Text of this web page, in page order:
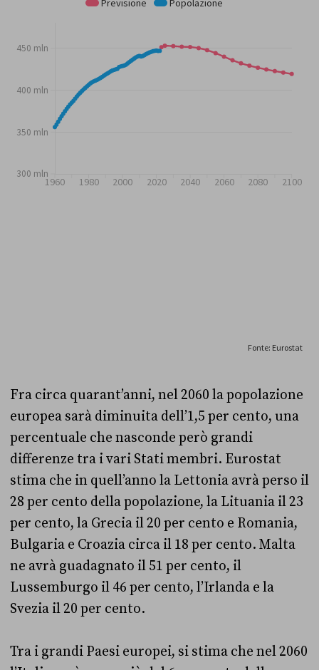
Fra circa quarant’anni, nel 2060 la popolazione
europea sarà diminuita dell’1,5 per cento, una
percentuale che nasconde però grandi
differenze tra i vari Stati membri. Eurostat
stima che in quell’anno la Lettonia avrà perso il
28 per cento della popolazione, la Lituania il 23
per cento, la Grecia il 20 per cento e Romania,
Bulgaria e Croazia circa il 18 per cento. Malta
ne avrà guadagnato il 51 per cento, il
Lussemburgo il 46 per cento, l’Irlanda e la
Svezia il 20 per cento.
Tra i grandi Paesi europei, si stima che nel 2060